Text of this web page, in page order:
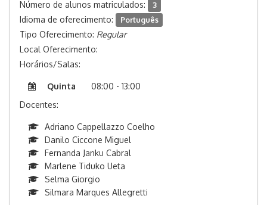
Número de alunos matriculados: 3
Idioma de oferecimento: Português
Tipo Oferecimento: Regular
Local Oferecimento:
Horários/Salas:
Quinta
08:00 - 13:00
Docentes:
Adriano Cappellazzo Coelho
Danilo Ciccone Miguel
Fernanda Janku Cabral
Marlene Tiduko Ueta
Selma Giorgio
Silmara Marques Allegretti